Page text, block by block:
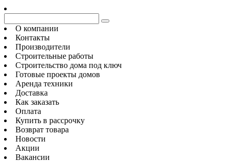
О компании
Контакты
Производители
Строительные работы
Строительство дома под ключ
Готовые проекты домов
Аренда техники
Доставка
Как заказать
Оплата
Купить в рассрочку
Возврат товара
Новости
Акции
Вакансии